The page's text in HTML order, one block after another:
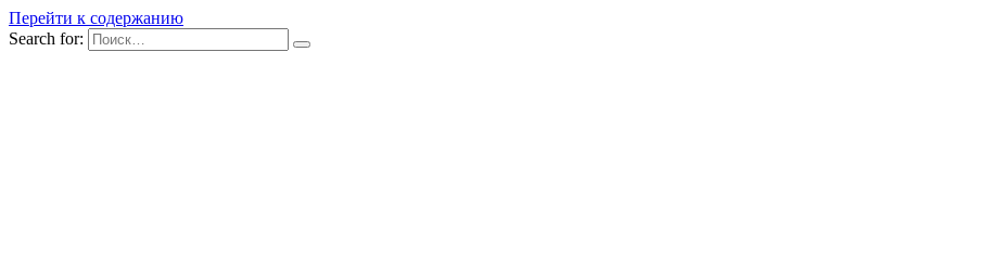
Перейти к содержанию
Search for: